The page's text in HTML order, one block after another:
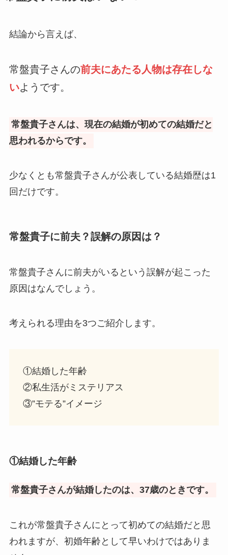
結論から言えば、
常盤貴子さんの前夫にあたる人物は存在しな
いようです。
常盤貴子さんは、現在の結婚が初めての結婚だと
思われるからです。
少なくとも常盤貴子さんが公表している結婚歴は1
回だけです。
常盤貴子に前夫？誤解の原因は？
常盤貴子さんに前夫がいるという誤解が起こった
原因はなんでしょう。
考えられる理由を3つご紹介します。
①結婚した年齢
②私生活がミステリアス
③”モテる”イメージ
①結婚した年齢
常盤貴子さんが結婚したのは、37歳のときです。
これが常盤貴子さんにとって初めての結婚だと思
われますが、初婚年齢として早いわけではありま